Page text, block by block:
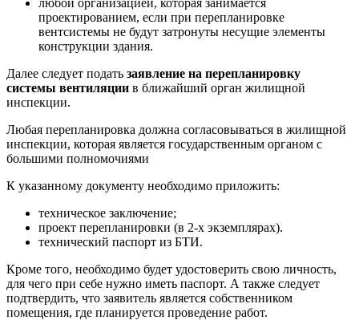
проектированием, если при перепланировке
вентсистемы не будут затронуты несущие элементы
конструкции здания.
Далее следует подать заявление на перепланировку
системы вентиляции в ближайший орган жилищной
инспекции.
Любая перепланировка должна согласовываться в жилищной
инспекции, которая является государственным органом с
большими полномочиями
К указанному документу необходимо приложить:
техническое заключение;
проект перепланировки (в 2-х экземплярах).
технический паспорт из БТИ.
Кроме того, необходимо будет удостоверить свою личность,
для чего при себе нужно иметь паспорт. А также следует
подтвердить, что заявитель является собственником
помещения, где планируется проведение работ.